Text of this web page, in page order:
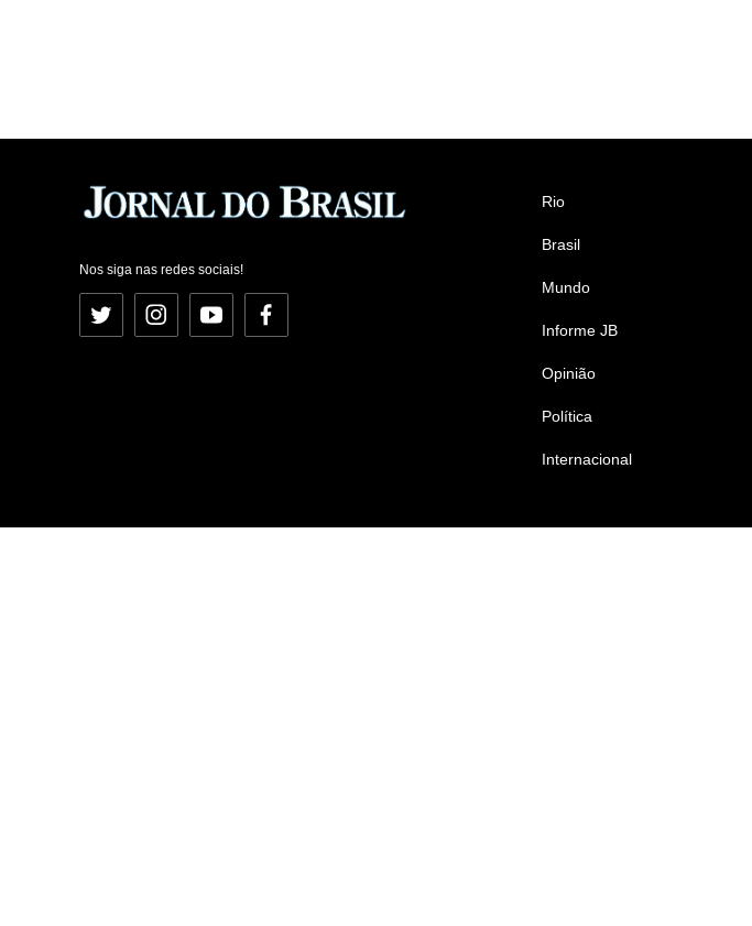
Nos siga nas redes sociais!
Twitter InstagramYouTubeFacebook
Rio
Brasil
Mundo
Informe JB
Opinião
Política
Internacional